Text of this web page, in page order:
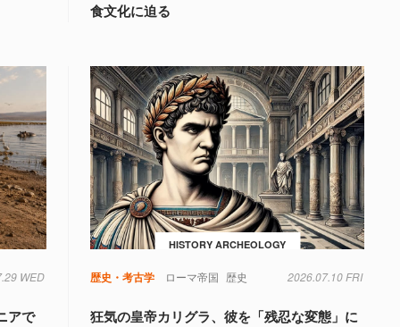
食文化に迫る
WED
アで
HISTORY ARCHEOLOGY
歴史・考古学 ローマ帝国 歴史 2026.07.10 FRI
狂気の皇帝カリグラ、彼を「残忍な変態」に